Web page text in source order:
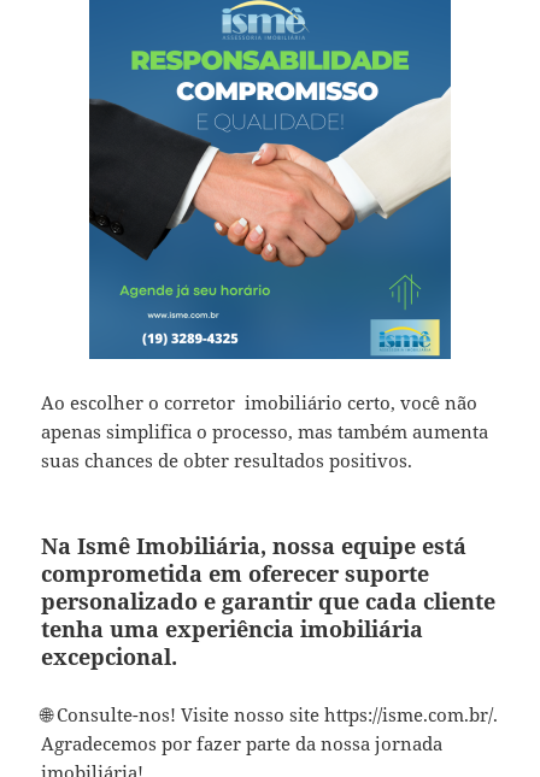
Ao escolher o corretor imobiliário certo, você não
apenas simplifica o processo, mas também aumenta
suas chances de obter resultados positivos.
Na Ismê Imobiliária, nossa equipe está
comprometida em oferecer suporte
personalizado e garantir que cada cliente
tenha uma experiência imobiliária
excepcional.
🌐 Consulte-nos! Visite nosso site https://isme.com.br/.
Agradecemos por fazer parte da nossa jornada
imobiliária!